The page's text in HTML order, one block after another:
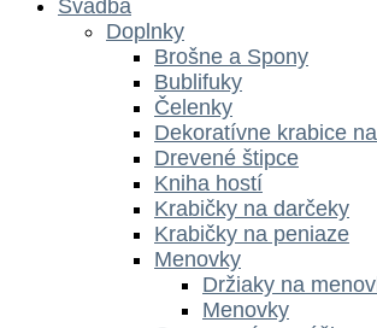
Svadba
Doplnky
Brošne a Spony
Bublifuky
Čelenky
Dekoratívne krabice
Drevené štipce
Kniha hostí
Krabičky na darčeky
Krabičky na peniaze
Menovky
Držiaky na
Menovky